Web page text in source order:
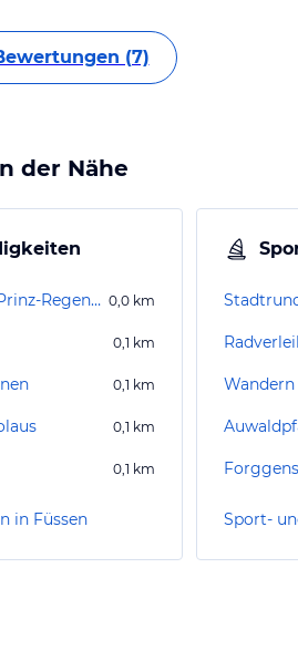
(7)
der Nähe
Denkmal Luitpold Prinz-Regent von Bayern 0,0 km
0,1 km
0,1 km
0,1 km
0,1 km
in Füssen
Wandern
Sport-